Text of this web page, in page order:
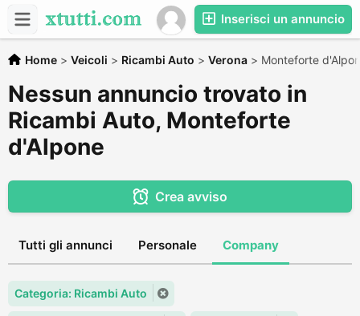
Inserisci un annuncio
Home > Veicoli > Ricambi Auto > Verona > Monteforte
Nessun annuncio trovato in
Ricambi Auto, Monteforte
d'Alpone
Crea avviso
Tutti gli annunci Personale Company
Categoria: Ricambi Auto